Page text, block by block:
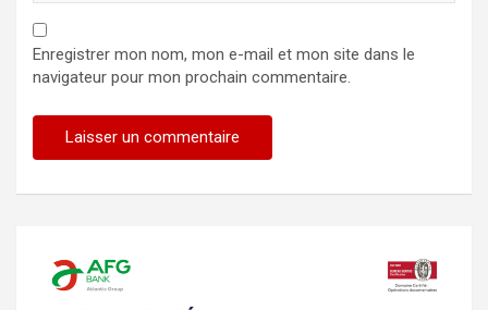
Enregistrer mon nom, mon e-mail et mon site dans le
navigateur pour mon prochain commentaire.